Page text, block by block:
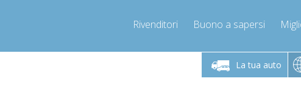
Rivenditori Buono a sapersi
La tua auto
Venerdì 9-12 / 14-17
Chiamaci!
+393278892946
Lunedì-